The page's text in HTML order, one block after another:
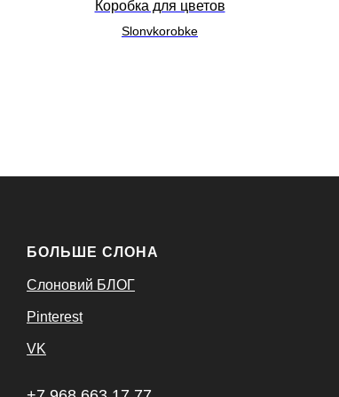
Коробка для цветов
Slonvkorobke
БОЛЬШЕ СЛОНА
Слоновий БЛОГ
Pinterest
VK